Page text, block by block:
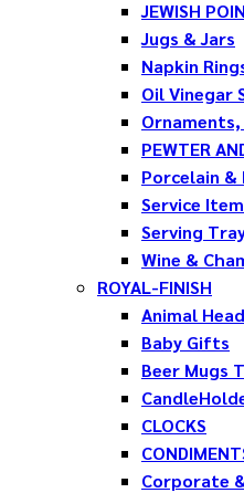
JEWISH
Jugs & Jars
Napkin
Oil Vinegar
PEWTER
Porcelain &
Service
Serving
Wine &
ROYAL-FINISH
Animal
Baby Gifts
Beer Mugs
CLOCKS
Corporate